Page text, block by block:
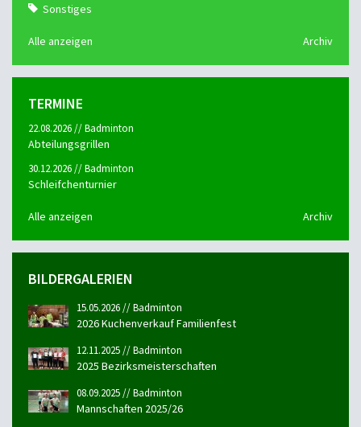
Sonstiges
Alle anzeigen Archiv
TERMINE
22.08.2026 // Badminton
Abteilungsgrillen
30.12.2026 // Badminton
Schleifchenturnier
Alle anzeigen Archiv
BILDERGALERIEN
15.05.2026 // Badminton
2026 Kuchenverkauf Familienfest
12.11.2025 // Badminton
2025 Bezirksmeisterschaften
08.09.2025 // Badminton
Mannschaften 2025/26